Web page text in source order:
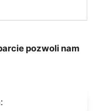
pozwoli nam